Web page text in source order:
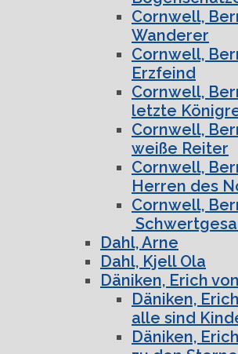
Cornwell,
Wanderer
Cornwell,
Erzfeind
Cornwell,
letzte
Cornwell,
weiße Reiter
Cornwell,
Herren des
Cornwell,
Dahl, Arne
Dahl, Kjell Ola
Däniken, Erich von
Däniken,
alle sind
Däniken,